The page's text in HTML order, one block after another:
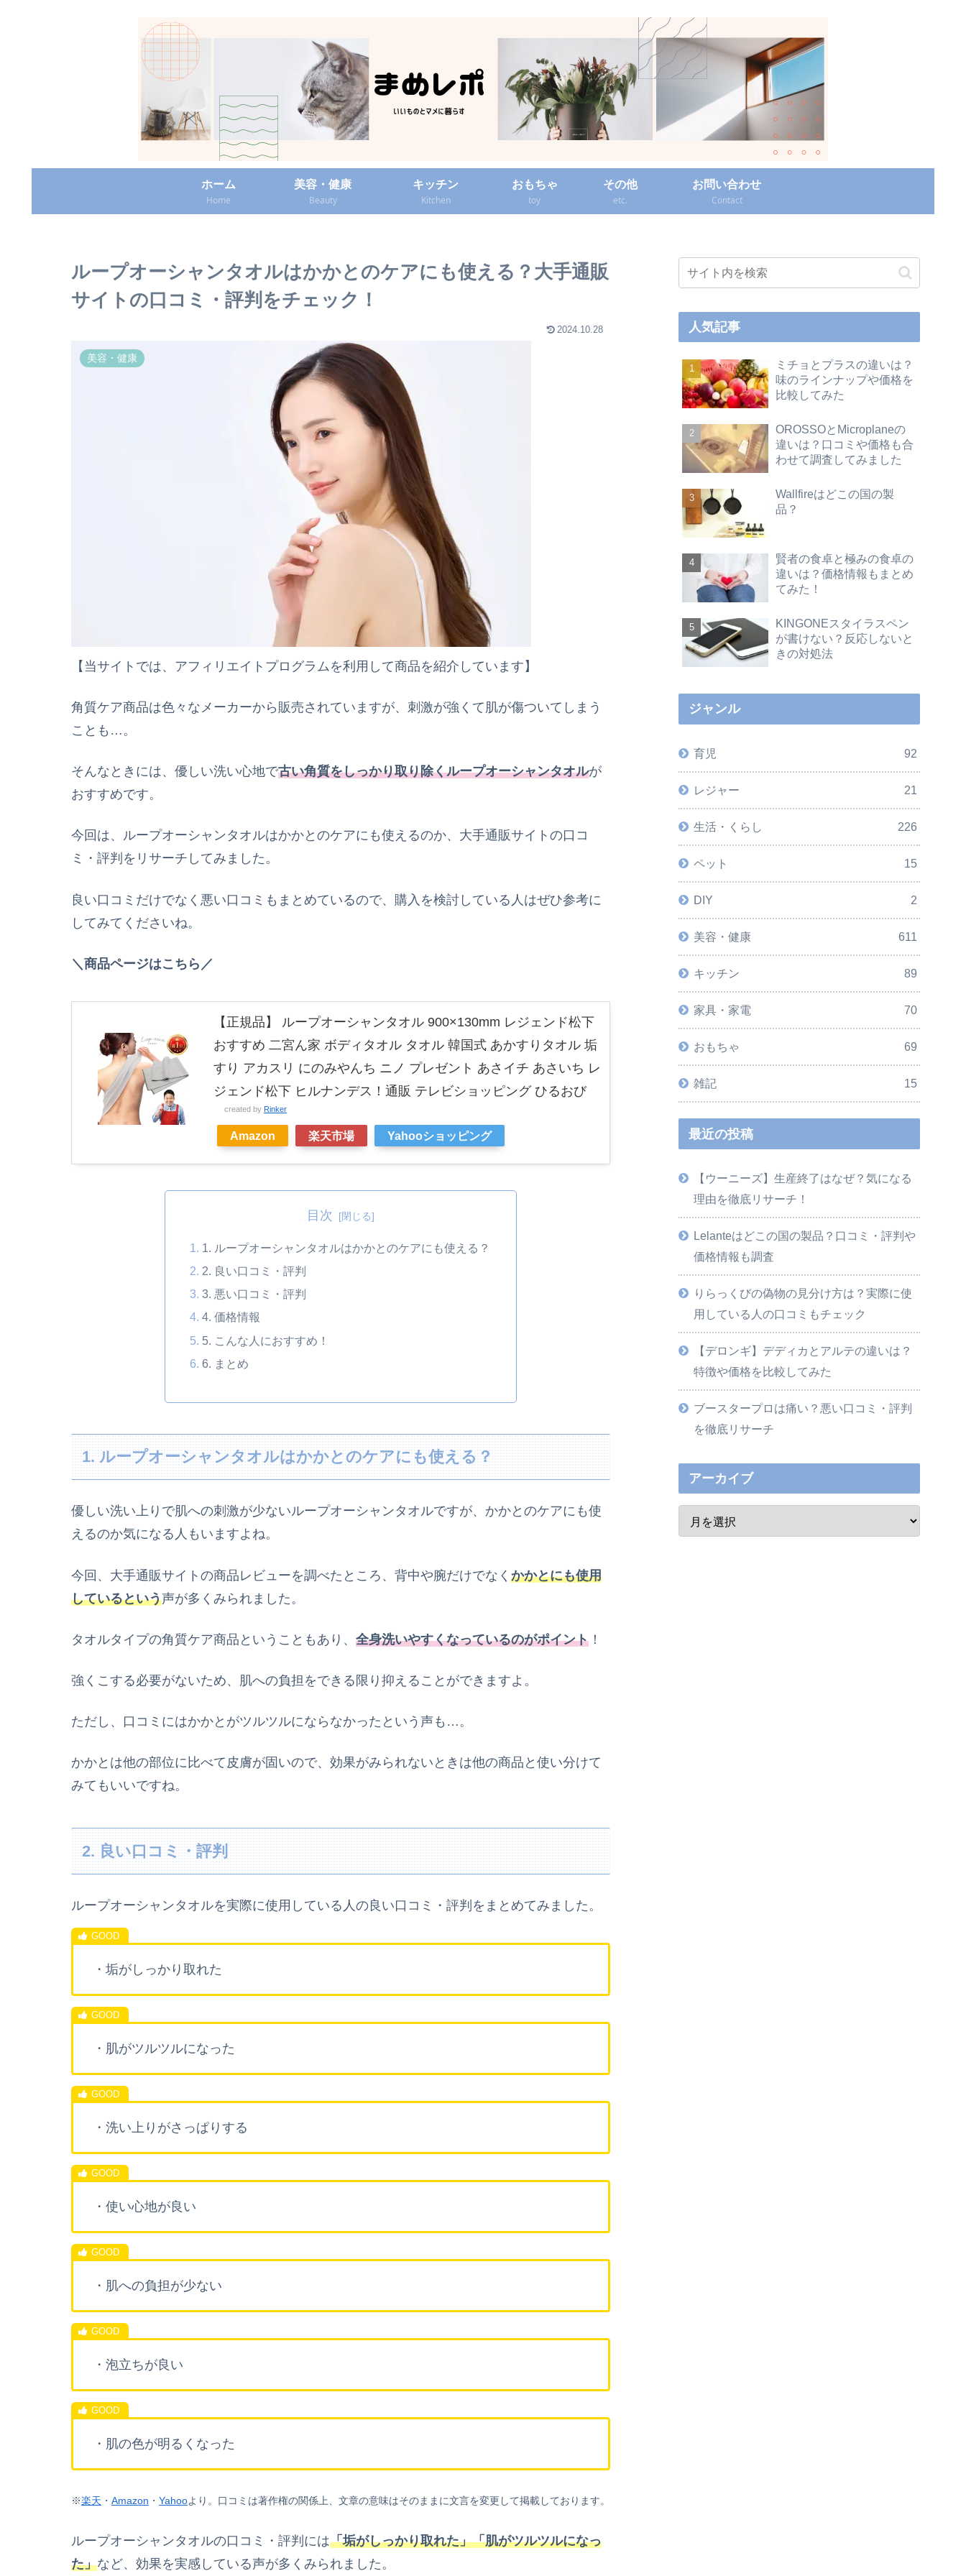
ホーム
Home
美容・健康
Beauty
キッチン
Kitchen
おもちゃ
toy
その他
etc.
お問い合わせ
Contact‎
ループオーシャンタオルはかかとのケアにも使える？大手通販
サイトの口コミ・評判をチェック！
2024.10.28
美容・健康
【当サイトでは、アフィリエイトプログラムを利用して商品を紹介しています】
角質ケア商品は色々なメーカーから販売されていますが、刺激が強くて肌が傷ついてしまう
ことも…。
そんなときには、優しい洗い心地で古い角質をしっかり取り除くループオーシャンタオルが
おすすめです。
今回は、ループオーシャンタオルはかかとのケアにも使えるのか、大手通販サイトの口コ
ミ・評判をリサーチしてみました。
良い口コミだけでなく悪い口コミもまとめているので、購入を検討している人はぜひ参考に
してみてくださいね。
＼商品ページはこちら／
【正規品】 ループオーシャンタオル 900×130mm レジェンド松下
おすすめ 二宮ん家 ボディタオル タオル 韓国式 あかすりタオル 垢
すり アカスリ にのみやんち ニノ プレゼント あさイチ あさいち レ
ジェンド松下 ヒルナンデス！通販 テレビショッピング ひるおび
created by Rinker
Amazon 楽天市場 Yahooショッピング
目次
1. ループオーシャンタオルはかかとのケアにも使える？
2. 良い口コミ・評判
3. 悪い口コミ・評判
4. 価格情報
5. こんな人におすすめ！
6. まとめ
1. ループオーシャンタオルはかかとのケアにも使える？
優しい洗い上りで肌への刺激が少ないループオーシャンタオルですが、かかとのケアにも使
えるのか気になる人もいますよね。
今回、大手通販サイトの商品レビューを調べたところ、背中や腕だけでなく かかとにも使用
しているという声が多くみられました。
タオルタイプの角質ケア商品ということもあり、 全身洗いやすくなっているのがポイント ！
強くこする必要がないため、肌への負担をできる限り抑えることができますよ。
ただし、口コミにはかかとがツルツルにならなかったという声も…。
かかとは他の部位に比べて皮膚が固いので、効果がみられないときは他の商品と使い分けて
みてもいいですね。
2. 良い口コミ・評判
ループオーシャンタオルを実際に使用している人の良い口コミ・評判をまとめてみました。
・垢がしっかり取れた
・肌がツルツルになった
・洗い上りがさっぱりする
・使い心地が良い
・肌への負担が少ない
・泡立ちが良い
・肌の色が明るくなった
※楽天 ・ Amazon ・ Yahooより。 口コミは著作権の関係上、文章の意味はそのままに文言を変更して掲載しております。
ループオーシャンタオルの口コミ・評判には「垢がしっかり取れた」「肌がツルツルになっ
た」など、効果を実感している声が多くみられました。
人気記事
ミチョとプラスの違いは？
味のラインナップや価格を
比較してみた
OROSSOとMicroplaneの
違いは？口コミや価格も合
わせて調査してみました
Wallfireはどこの国の製
品？
賢者の食卓と極みの食卓の
違いは？価格情報もまとめ
てみた！
KINGONEスタイラスペン
が書けない？反応しないと
きの対処法
ジャンル
育児 92
レジャー 21
生活・くらし 226
ペット 15
DIY 2
美容・健康 611
キッチン 89
家具・家電 70
おもちゃ 69
雑記 15
最近の投稿
【ウーニーズ】生産終了はなぜ？気になる
理由を徹底リサーチ！
Lelanteはどこの国の製品？口コミ・評判や
価格情報も調査
りらっくびの偽物の見分け方は？実際に使
用している人の口コミもチェック
【デロンギ】デディカとアルテの違いは？
特徴や価格を比較してみた
ブースタープロは痛い？悪い口コミ・評判
を徹底リサーチ
アーカイブ